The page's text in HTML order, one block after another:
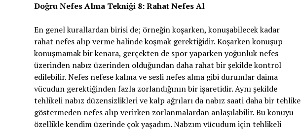
Doğru Nefes Alma Tekniği 8: Rahat Nefes Al
En genel kurallardan birisi de; örneğin koşarken, konuşabilecek kadar
rahat nefes alıp verme halinde koşmak gerektiğidir. Koşarken konuşup
konuşmamak bir kenara, gerçekten de spor yaparken yoğunluk nefes
üzerinden nabız üzerinden olduğundan daha rahat bir şekilde kontrol
edilebilir. Nefes nefese kalma ve sesli nefes alma gibi durumlar daima
vücudun gerektiğinden fazla zorlandığının bir işaretidir. Aynı şekilde
tehlikeli nabız düzensizlikleri ve kalp ağrıları da nabız saati daha bir tehlike
göstermeden nefes alıp verirken zorlanmalardan anlaşılabilir. Bu konuyu
özellikle kendim üzerinde çok yaşadım. Nabzım vücudum için tehlikeli